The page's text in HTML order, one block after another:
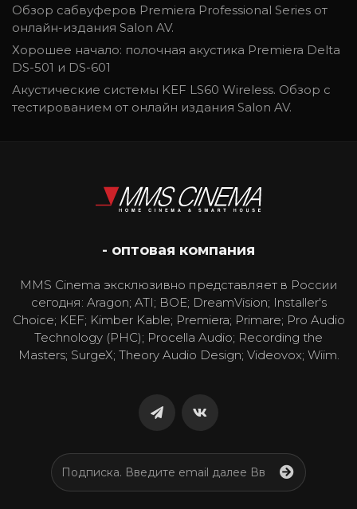
Обзор сабвуферов Premiera Professional Series от
онлайн-издания Salon AV.
Хорошее начало: полочная акустика Premiera Delta
DS-501 и DS-601
Акустические системы KEF LS60 Wireless. Обзор с
тестированием от онлайн издания Salon AV.
- оптовая компания
MMS Cinema эксклюзивно представляет в России
сегодня: Aragon; ATI; BOE; DreamVision; Installer's
Choice; KEF; Kimber Kable; Premiera; Primare; Pro Audio
Technology (PHC); Procella Audio; Recording the
Masters; SurgeX; Theory Audio Design; Videovox; Wiim.